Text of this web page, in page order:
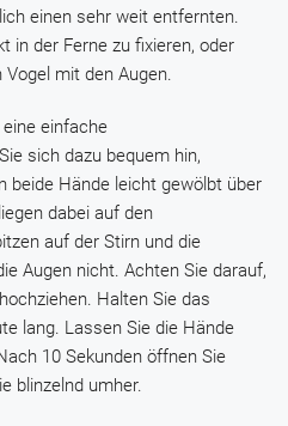
einen sehr weit entfernten.
in der Ferne zu fixieren, oder
mit den Augen.
einfache
sich dazu bequem hin,
beide Hände leicht gewölbt über
dabei auf den
auf der Stirn und die
Augen nicht. Achten Sie darauf,
Halten Sie das
lang. Lassen Sie die Hände
10 Sekunden öffnen Sie
blinzelnd umher.